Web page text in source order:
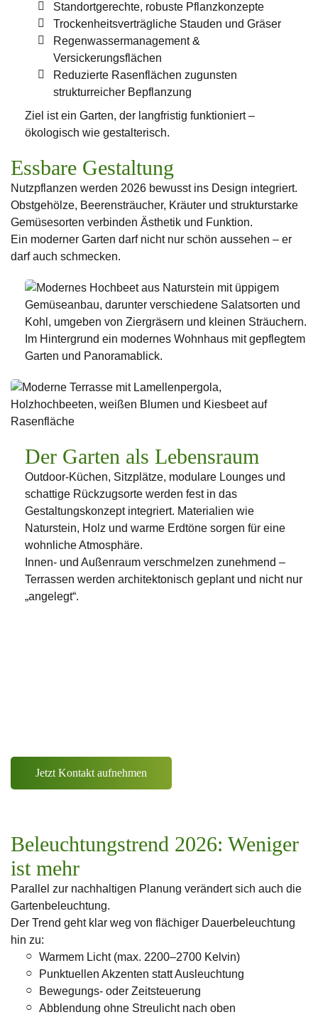
Standortgerechte, robuste Pflanzkonzepte
Trockenheitsverträgliche Stauden und Gräser
Regenwassermanagement &
Versickerungsflächen
Reduzierte Rasenflächen zugunsten
strukturreicher Bepflanzung
Ziel ist ein Garten, der langfristig funktioniert –
ökologisch wie gestalterisch.
Essbare Gestaltung
Nutzpflanzen werden 2026 bewusst ins Design integriert.
Obstgehölze, Beerensträucher, Kräuter und strukturstarke
Gemüsesorten verbinden Ästhetik und Funktion.
Ein moderner Garten darf nicht nur schön aussehen – er
darf auch schmecken.
Der Garten als Lebensraum
Outdoor-Küchen, Sitzplätze, modulare Lounges und
schattige Rückzugsorte werden fest in das
Gestaltungskonzept integriert. Materialien wie
Naturstein, Holz und warme Erdtöne sorgen für eine
wohnliche Atmosphäre.
Innen- und Außenraum verschmelzen zunehmend –
Terrassen werden architektonisch geplant und nicht nur
„angelegt“.
Jetzt Kontakt aufnehmen
Beleuchtungstrend 2026: Weniger
ist mehr
Parallel zur nachhaltigen Planung verändert sich auch die
Gartenbeleuchtung.
Der Trend geht klar weg von flächiger Dauerbeleuchtung
hin zu:
Warmem Licht (max. 2200–2700 Kelvin)
Punktuellen Akzenten statt Ausleuchtung
Bewegungs- oder Zeitsteuerung
Abblendung ohne Streulicht nach oben